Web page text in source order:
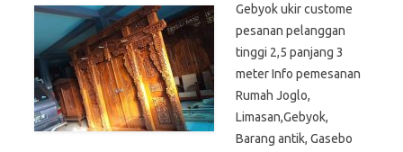
Gebyok ukir custome
pesanan pelanggan
tinggi 2,5 panjang 3
meter Info pemesanan
Rumah Joglo,
Limasan,Gebyok,
Barang antik, Gasebo